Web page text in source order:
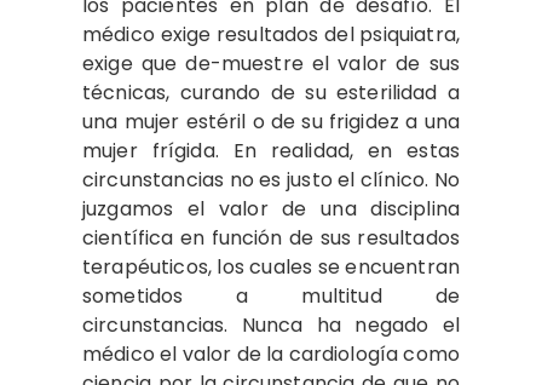
médico exige resultados del psiquiatra,
exige que de-muestre el valor de sus
técnicas, curando de su esterilidad a
una mujer estéril o de su frigidez a una
mujer frígida. En realidad, en estas
circunstancias no es justo el clínico. No
juzgamos el valor de una disciplina
científica en función de sus resultados
terapéuticos, los cuales se encuentran
sometidos a multitud de
circunstancias. Nunca ha negado el
médico el valor de la cardiología como